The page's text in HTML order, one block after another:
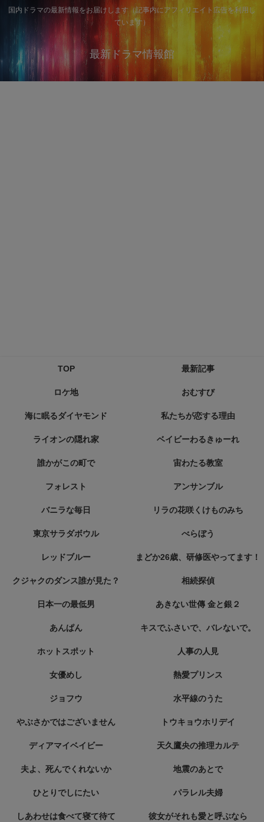
国内ドラマの最新情報をお届けします（記事内にアフィリエイト広告を利用し
ています）
最新ドラマ情報館
TOP 最新記事
ロケ地 おむすび
海に眠るダイヤモンド 私たちが恋する理由
ライオンの隠れ家 ベイビーわるきゅーれ
誰かがこの町で 宙わたる教室
フォレスト アンサンブル
バニラな毎日 リラの花咲くけものみち
東京サラダボウル べらぼう
レッドブルー まどか26歳、研修医やってます！
クジャクのダンス誰が見た？ 相続探偵
日本一の最低男 あきない世傳 金と銀２
あんぱん キスでふさいで、バレないで。
ホットスポット 人事の人見
女優めし 熱愛プリンス
ジョフウ 水平線のうた
やぶさかではございません トウキョウホリデイ
ディアマイベイビー 天久鷹央の推理カルテ
夫よ、死んでくれないか 地震のあとで
ひとりでしにたい パラレル夫婦
しあわせは食べて寝て待て 彼女がそれも愛と呼ぶなら